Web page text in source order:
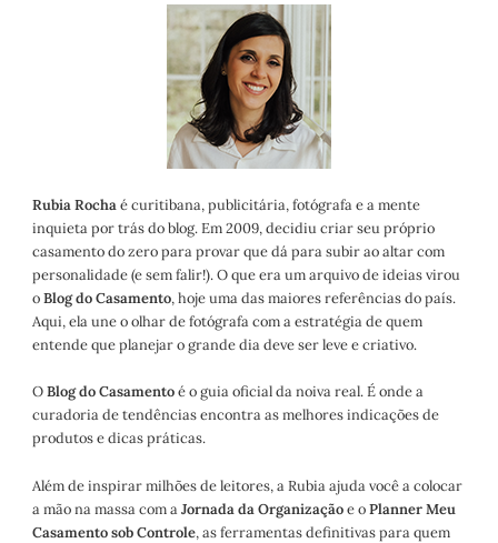
Rubia Rochaé curitibana, publicitária, fotógrafa e a mente
inquieta por trás do blog. Em 2009, decidiu criar seu próprio
casamento do zero para provar que dá para subir ao altar com
personalidade (e sem falir!). O que era um arquivo de ideias virou
oBlog do Casamento, hoje uma das maiores referências do país.
Aqui, ela une o olhar de fotógrafa com a estratégia de quem
entende que planejar o grande dia deve ser leve e criativo.
OBlog do Casamentoé o guia oficial da noiva real. É onde a
curadoria de tendências encontra as melhores indicações de
produtos e dicas práticas.
Além de inspirar milhões de leitores, a Rubia ajuda você a colocar
a mão na massa com aJornada da Organizaçãoe oPlanner Meu
Casamento sob Controle, as ferramentas definitivas para quem